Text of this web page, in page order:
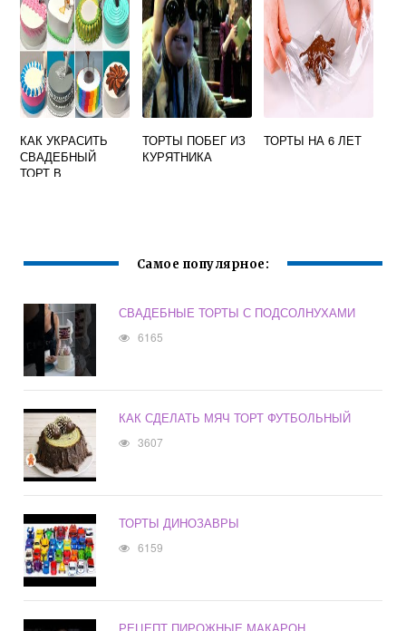
КАК УКРАСИТЬ
СВАДЕБНЫЙ
ТОРТ В
ТОРТЫ ПОБЕГ ИЗ
КУРЯТНИКА
ТОРТЫ НА 6 ЛЕТ
Самое популярное:
СВАДЕБНЫЕ ТОРТЫ С ПОДСОЛНУХАМИ
6165
КАК СДЕЛАТЬ МЯЧ ТОРТ ФУТБОЛЬНЫЙ
3607
ТОРТЫ ДИНОЗАВРЫ
6159